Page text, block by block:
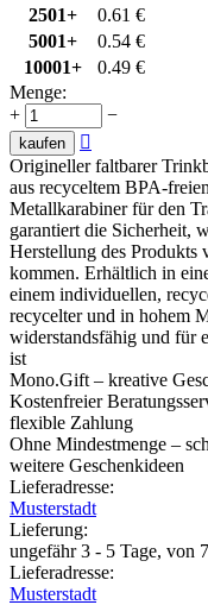
2501+
0.61 €
5001+
0.54 €
10001+
0.49 €
Menge:
+
−
kaufen

Origineller faltbarer
aus recyceltem BPA-
Metallkarabiner für den
garantiert die Sicherheit,
Herstellung des Produkts
kommen. Erhältlich in
einem individuellen,
recycelter und in hohem
widerstandsfähig und für
ist
Mono.Gift – kreative
Kostenfreier
flexible Zahlung
Ohne Mindestmenge –
weitere Geschenkideen
Lieferadresse:
Musterstadt
Lieferung:
ungefähr 3 - 5 Tage, von
Lieferadresse:
Musterstadt